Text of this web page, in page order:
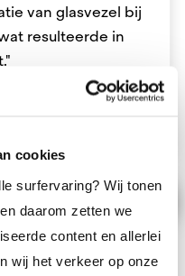
cookies
surfervaring? Wij tonen
daarom zetten we
content en allerlei
wij het verkeer op onze
van glasvezel bij
resulteerde in
fiber naar
wanneer.”